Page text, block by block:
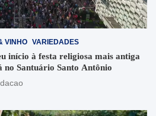
VINHO VARIEDADES
início à festa religiosa mais antiga
Santuário Santo Antônio